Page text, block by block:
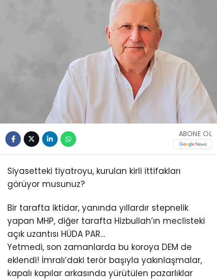
ABONE OL
Siyasetteki tiyatroyu, kurulan kirli ittifakları
görüyor musunuz?
Bir tarafta iktidar, yanında yıllardır stepnelik
yapan MHP, diğer tarafta Hizbullah’ın meclisteki
açık uzantısı HÜDA PAR…
Yetmedi, son zamanlarda bu koroya DEM de
eklendi! İmralı’daki terör başıyla yakınlaşmalar,
kapalı kapılar arkasında yürütülen pazarlıklar